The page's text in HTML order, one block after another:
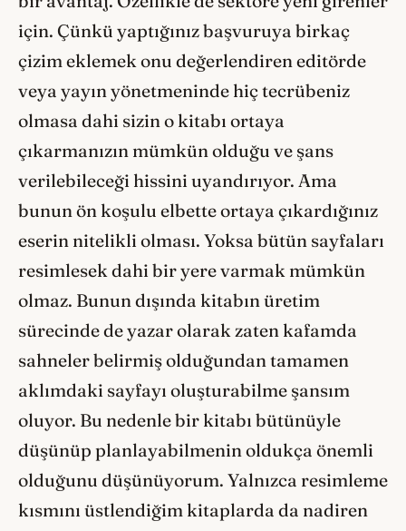
için. Çünkü yaptığınız başvuruya birkaç
çizim eklemek onu değerlendiren editörde
veya yayın yönetmeninde hiç tecrübeniz
olmasa dahi sizin o kitabı ortaya
çıkarmanızın mümkün olduğu ve şans
verilebileceği hissini uyandırıyor. Ama
bunun ön koşulu elbette ortaya çıkardığınız
eserin nitelikli olması. Yoksa bütün sayfaları
resimlesek dahi bir yere varmak mümkün
olmaz. Bunun dışında kitabın üretim
sürecinde de yazar olarak zaten kafamda
sahneler belirmiş olduğundan tamamen
aklımdaki sayfayı oluşturabilme şansım
oluyor. Bu nedenle bir kitabı bütünüyle
düşünüp planlayabilmenin oldukça önemli
olduğunu düşünüyorum. Yalnızca resimleme
kısmını üstlendiğim kitaplarda da nadiren